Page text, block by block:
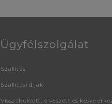
Ügyfélszolgálat
Szállítás
Szállítási díjak
Visszaküldött, elveszett és késve